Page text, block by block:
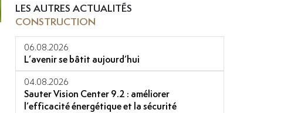
LES AUTRES ACTUALITÉS
CONSTRUCTION
06.08.2026
L’avenir se bâtit aujourd’hui
04.08.2026
Sauter Vision Center 9.2 : améliorer
l’efficacité énergétique et la sécurité